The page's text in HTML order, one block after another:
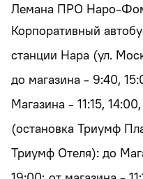
Лемана ПРО Наро-
Корпоративный
станции Нара (ул.
до магазина - 9:40,
Магазина - 11:15,
(остановка Триумф
Триумф Отеля): до